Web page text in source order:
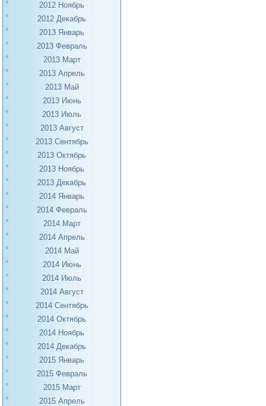
2012 Ноябрь
2012 Декабрь
2013 Январь
2013 Февраль
2013 Март
2013 Апрель
2013 Май
2013 Июнь
2013 Июль
2013 Август
2013 Сентябрь
2013 Октябрь
2013 Ноябрь
2013 Декабрь
2014 Январь
2014 Февраль
2014 Март
2014 Апрель
2014 Май
2014 Июнь
2014 Июль
2014 Август
2014 Сентябрь
2014 Октябрь
2014 Ноябрь
2014 Декабрь
2015 Январь
2015 Февраль
2015 Март
2015 Апрель